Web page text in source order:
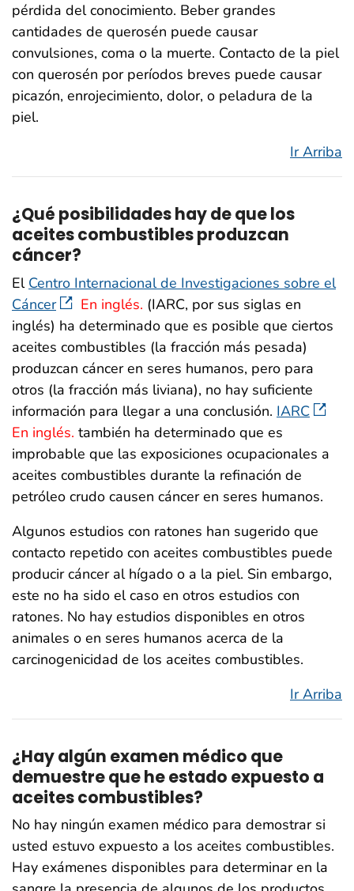
pérdida del conocimiento. Beber grandes
cantidades de querosén puede causar
convulsiones, coma o la muerte. Contacto de la piel
con querosén por períodos breves puede causar
picazón, enrojecimiento, dolor, o peladura de la
piel.
Ir Arriba
¿Qué posibilidades hay de que los
aceites combustibles produzcan
cáncer?
El Centro Internacional de Investigaciones sobre el
Cáncer
En inglés. (IARC, por sus siglas en
inglés) ha determinado que es posible que ciertos
aceites combustibles (la fracción más pesada)
produzcan cáncer en seres humanos, pero para
otros (la fracción más liviana), no hay suficiente
información para llegar a una conclusión. IARC
En inglés. también ha determinado que es
improbable que las exposiciones ocupacionales a
aceites combustibles durante la refinación de
petróleo crudo causen cáncer en seres humanos.
Algunos estudios con ratones han sugerido que
contacto repetido con aceites combustibles puede
producir cáncer al hígado o a la piel. Sin embargo,
este no ha sido el caso en otros estudios con
ratones. No hay estudios disponibles en otros
animales o en seres humanos acerca de la
carcinogenicidad de los aceites combustibles.
Ir Arriba
¿Hay algún examen médico que
demuestre que he estado expuesto a
aceites combustibles?
No hay ningún examen médico para demostrar si
usted estuvo expuesto a los aceites combustibles.
Hay exámenes disponibles para determinar en la